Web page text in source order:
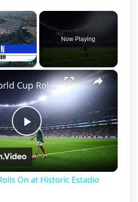
×
Now Playing
×
Play
Video
2026 World Cup Rolls On at Historic Estadio Azteca!
On at Historic Estadio